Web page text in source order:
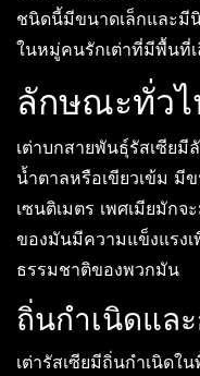
ชนิดนี้มีขนาดเล็กและมี
ในหมู่คนรักเต่าที่มีพื้นที่เ
ลักษณะทั่วไ
เต่าบกสายพันธุ์รัสเซีย
น้ำตาลหรือเขียวเข้ม มี
เซนติเมตร เพศเมียมัก
ของมันมีความแข็งแรง
ธรรมชาติของพวกมัน
ถิ่นกำเนิดแล
เต่ารัสเซียมีถิ่นกำเนิดใ